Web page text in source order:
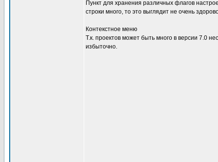
Пункт для хранения различных флагов
строки много, то это выглядит не очень
Контекстное меню
Т.к. проектов может быть много в версии 7.0
избыточно.